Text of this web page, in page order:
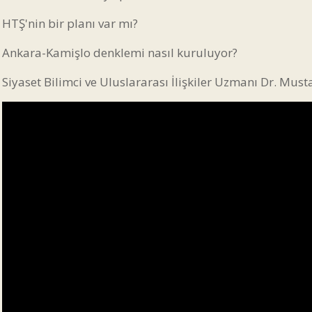
HTŞ'nin bir planı var mı?
Ankara-Kamişlo denklemi nasıl kuruluyor?
Siyaset Bilimci ve Uluslararası İlişkiler Uzmanı Dr.